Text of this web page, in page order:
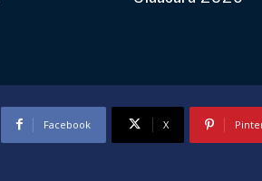
Facebook X